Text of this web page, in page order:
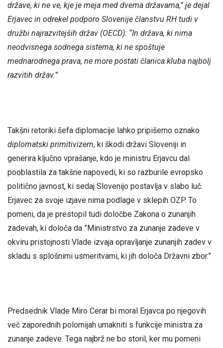
države, ki ne ve, kje je meja med dvema državama,” je dejal
Erjavec in odrekel podporo Slovenije članstvu RH tudi v
družbi najrazvitejših držav (OECD): “In država, ki nima
neodvisnega sodnega sistema, ki ne spoštuje
mednarodnega prava, ne more postati članica kluba najbolj
razvitih držav.”
Takšni retoriki šefa diplomacije lahko pripišemo oznako
diplomatski primitivizem, ki škodi državi Sloveniji in
generira ključno vprašanje, kdo je ministru Erjavcu dal
pooblastila za takšne napovedi, ki so razburile evropsko
politično javnost, ki sedaj Slovenijo postavlja v slabo luč.
Erjavec za svoje izjave nima podlage v sklepih OZP. To
pomeni, da je prestopil tudi določbe Zakona o zunanjih
zadevah, ki določa da ”Ministrstvo za zunanje zadeve v
okviru pristojnosti Vlade izvaja opravljanje zunanjih zadev v
skladu s splošnimi usmeritvami, ki jih določa Državni zbor.”
Predsednik Vlade Miro Cerar bi moral Erjavca po njegovih
več zaporednih polomijah umakniti s funkcije ministra za
zunanje zadeve. Tega najbrž ne bo storil, ker mu pomeni